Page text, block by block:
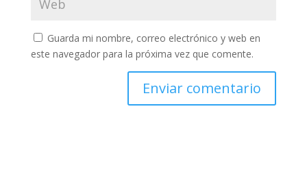
Guarda mi nombre, correo electrónico y web en
este navegador para la próxima vez que comente.